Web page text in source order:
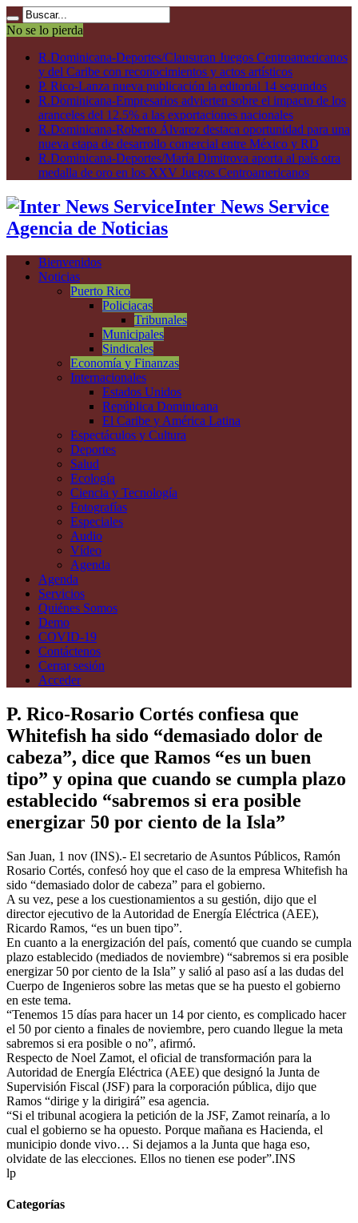
No se lo pierda
R.Dominicana-Deportes/Clausuran Juegos Centroamericanos
y del Caribe con reconocimientos y actos artísticos
P. Rico-Lanza nueva publicación la editorial 14 segundos
R.Dominicana-Empresarios advierten sobre el impacto de los
aranceles del 12.5% a las exportaciones nacionales
R.Dominicana-Roberto Álvarez destaca oportunidad para una
nueva etapa de desarrollo comercial entre México y RD
R.Dominicana-Deportes/María Dimitrova aporta al país otra
medalla de oro en los XXV Juegos Centroamericanos
Inter News Service
Agencia de Noticias
Bienvenidos
Noticias
Puerto Rico
Policiacas
Tribunales
Municipales
Sindicales
Economía y Finanzas
Internacionales
Estados Unidos
República Dominicana
El Caribe y América Latina
Espectáculos y Cultura
Deportes
Salud
Ecología
Ciencia y Tecnología
Fotografías
Especiales
Audio
Vídeo
Agenda
Agenda
Servicios
Quiénes Somos
Demo
COVID-19
Contáctenos
Cerrar sesión
Acceder
P. Rico-Rosario Cortés confiesa que
Whitefish ha sido “demasiado dolor de
cabeza”, dice que Ramos “es un buen
tipo” y opina que cuando se cumpla plazo
establecido “sabremos si era posible
energizar 50 por ciento de la Isla”
San Juan, 1 nov (INS).- El secretario de Asuntos Públicos, Ramón
Rosario Cortés, confesó hoy que el caso de la empresa Whitefish ha
sido “demasiado dolor de cabeza” para el gobierno.
A su vez, pese a los cuestionamientos a su gestión, dijo que el
director ejecutivo de la Autoridad de Energía Eléctrica (AEE),
Ricardo Ramos, “es un buen tipo”.
En cuanto a la energización del país, comentó que cuando se cumpla
plazo establecido (mediados de noviembre) “sabremos si era posible
energizar 50 por ciento de la Isla” y salió al paso así a las dudas del
Cuerpo de Ingenieros sobre las metas que se ha puesto el gobierno
en este tema.
“Tenemos 15 días para hacer un 14 por ciento, es complicado hacer
el 50 por ciento a finales de noviembre, pero cuando llegue la meta
sabremos si era posible o no”, afirmó.
Respecto de Noel Zamot, el oficial de transformación para la
Autoridad de Energía Eléctrica (AEE) que designó la Junta de
Supervisión Fiscal (JSF) para la corporación pública, dijo que
Ramos “dirige y la dirigirá” esa agencia.
“Si el tribunal acogiera la petición de la JSF, Zamot reinaría, a lo
cual el gobierno se ha opuesto. Porque mañana es Hacienda, el
municipio donde vivo… Si dejamos a la Junta que haga eso,
olvidate de las elecciones. Ellos no tienen ese poder”.INS
lp
Categorías